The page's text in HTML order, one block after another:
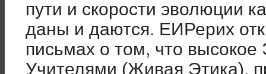
пути и скорости эволюции
даны и даются. ЕИРерих
письмах о том, что
Учителями (Живая Этика),